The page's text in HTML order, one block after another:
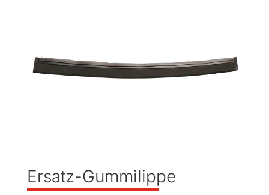
Ersatz-Gummilippe